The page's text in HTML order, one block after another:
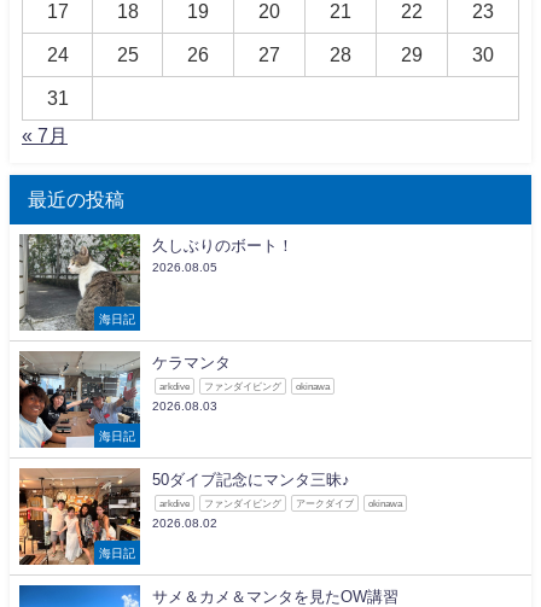
17 18 19 20 21 22 23
24 25 26 27 28 29 30
31
« 7月
最近の投稿
海日記
久しぶりのボート！
2026.08.05
海日記
ケラマンタ
arkdive ファンダイビング okinawa
2026.08.03
海日記
50ダイブ記念にマンタ三昧♪
arkdive ファンダイビング アークダイブ okinawa
2026.08.02
サメ＆カメ＆マンタを見たOW講習